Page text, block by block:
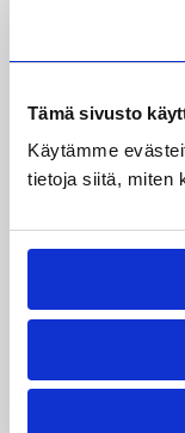
Tämä sivusto
Käytämme
tietoja siitä, miten